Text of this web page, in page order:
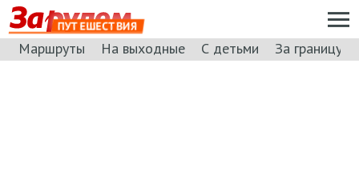
ПУТЕШЕСТВИЯ
Маршруты На выходные С детьми За границу